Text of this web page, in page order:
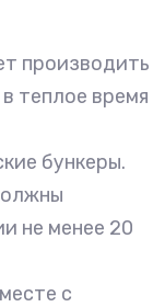
производить
теплое время
бункеры.
не менее 20
с